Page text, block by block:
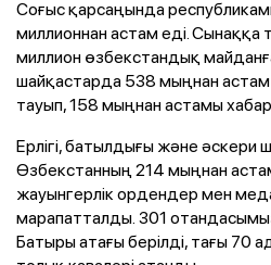
Соғыс қарсаңында
миллионнан астам еді.
миллион өзбекстандық
шайқастарда 538 мыңнан
тауып, 158 мыңнан астамы
Ерлігі, батылдығы және әскери
Өзбекстанның 214 мыңнан
жауынгерлік ордендер мен
марапатталды. 301
Батыры атағы берілді, тағы 70